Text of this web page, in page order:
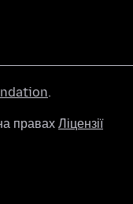
.
правах Ліцензії